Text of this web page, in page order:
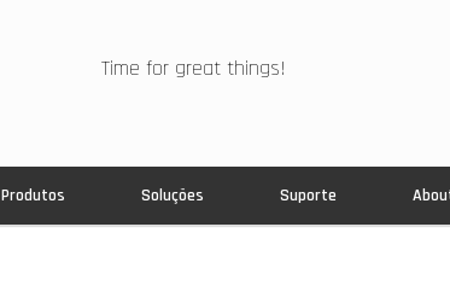
Time for great things!
Produtos Soluções Suporte